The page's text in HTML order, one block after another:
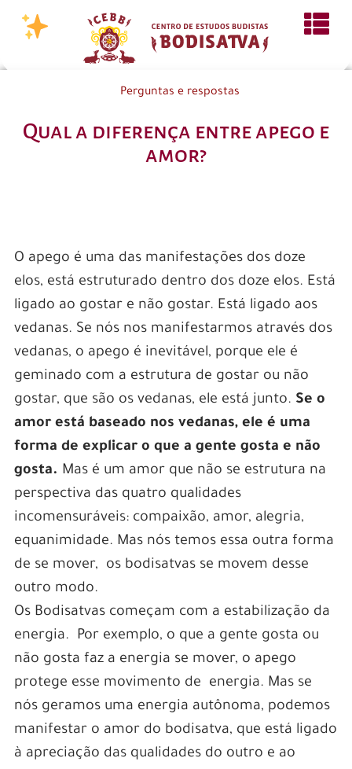
Perguntas e respostas
Qual a diferença entre apego e
amor?
O apego é uma das manifestações dos doze
elos, está estruturado dentro dos doze elos. Está
ligado ao gostar e não gostar. Está ligado aos
vedanas. Se nós nos manifestarmos através dos
vedanas, o apego é inevitável, porque ele é
geminado com a estrutura de gostar ou não
gostar, que são os vedanas, ele está junto. Se o
amor está baseado nos vedanas, ele é uma
forma de explicar o que a gente gosta e não
gosta. Mas é um amor que não se estrutura na
perspectiva das quatro qualidades
incomensuráveis: compaixão, amor, alegria,
equanimidade. Mas nós temos essa outra forma
de se mover, os bodisatvas se movem desse
outro modo.
Os Bodisatvas começam com a estabilização da
energia. Por exemplo, o que a gente gosta ou
não gosta faz a energia se mover, o apego
protege esse movimento de energia. Mas se
nós geramos uma energia autônoma, podemos
manifestar o amor do bodisatva, que está ligado
à apreciação das qualidades do outro e ao